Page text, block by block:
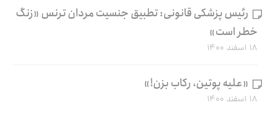
رئیس پزشکی قانونی: تطبیق جنسیت مردان ترنس «زنگ
خطر است»
۱۸ اسفند ۱۴۰۰
«علیه پوتین، رکاب بزن!»
۱۸ اسفند ۱۴۰۰